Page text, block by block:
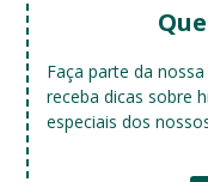
Faça parte da
receba dicas sobre
especiais dos